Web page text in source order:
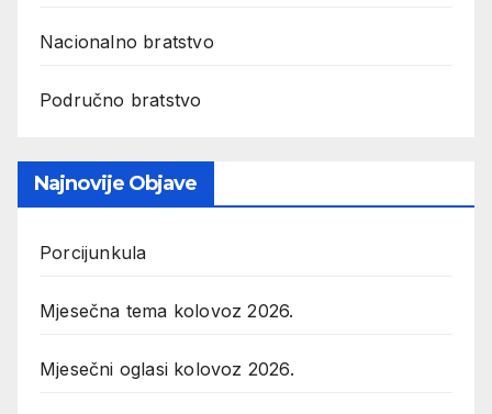
Nacionalno bratstvo
Područno bratstvo
Najnovije Objave
Porcijunkula
Mjesečna tema kolovoz 2026.
Mjesečni oglasi kolovoz 2026.